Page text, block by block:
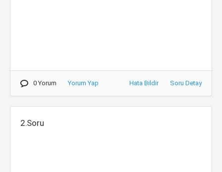
0 Yorum Yorum Yap Hata Bildir Soru Detay
2.Soru